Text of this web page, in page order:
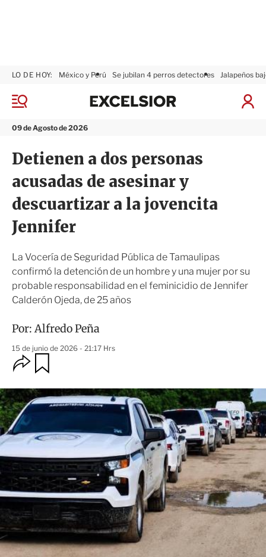
M
n
09 de Agosto de 2026
LO DE HOY: México y Perú Se jubilan 4 perros detectores Jalapeños
I
x
i
r
Detienen a dos personas
acusadas de asesinar y
descuartizar a la jovencita
Jennifer
La Vocería de Seguridad Pública de Tamaulipas
confirmó la detención de un hombre y una mujer por su
probable responsabilidad en el feminicidio de Jennifer
Calderón Ojeda, de 25 años
Por:Alfredo Peña
15 de junio de 2026 - 21:17 Hrs
O
p
i
o
n
s
d
e
c
o
m
p
a
r
t
i
r
d
a